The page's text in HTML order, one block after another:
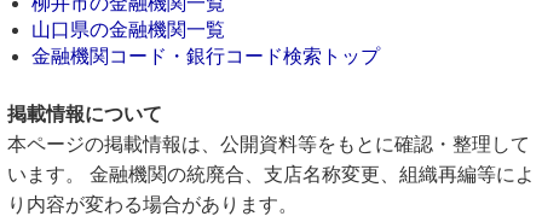
山口県の金融機関一覧
金融機関コード・銀行コード検索トップ
掲載情報について
本ページの掲載情報は、公開資料等をもとに確認・整理して
います。 金融機関の統廃合、支店名称変更、組織再編等によ
り内容が変わる場合があります。